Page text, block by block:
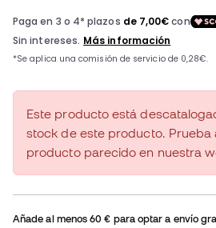
Este producto está
stock de este producto. Prueba
producto parecido en nuestra
Añade al menos60 € para optar a envío